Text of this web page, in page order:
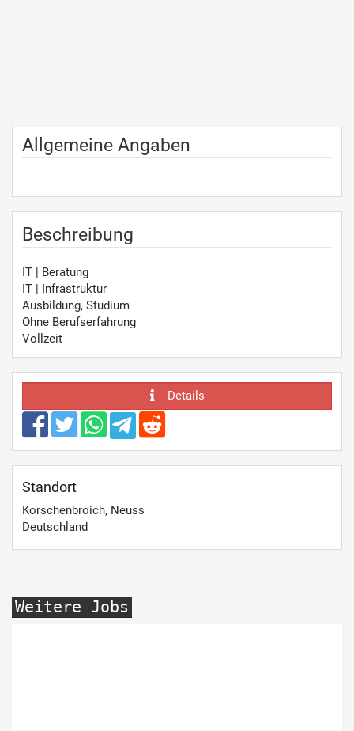
Allgemeine Angaben
Beschreibung
IT | Beratung
IT | Infrastruktur
Ausbildung, Studium
Ohne Berufserfahrung
Vollzeit
Details
Standort
Korschenbroich, Neuss
Deutschland
Weitere Jobs